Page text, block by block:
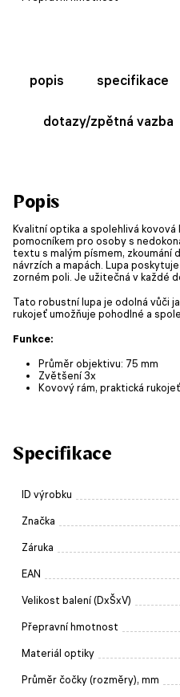
popis specifikace
dotazy/zpětná vazba
Popis
Kvalitní optika a spolehlivá
pomocníkem pro osoby s
textu s malým písmem,
návrzích a mapách. Lupa
zorném poli. Je užitečná v každé
Tato robustní lupa je odolná vůči
rukojeť umožňuje pohodlné a
Funkce:
Průměr objektivu: 75 mm
Zvětšení 3x
Kovový rám, praktická rukojeť
Specifikace
ID výrobku
Značka
Záruka
EAN
Velikost balení (DxŠxV)
Přepravní hmotnost
Materiál optiky
Průměr čočky (rozměry), mm